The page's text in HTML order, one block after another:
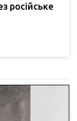
російське